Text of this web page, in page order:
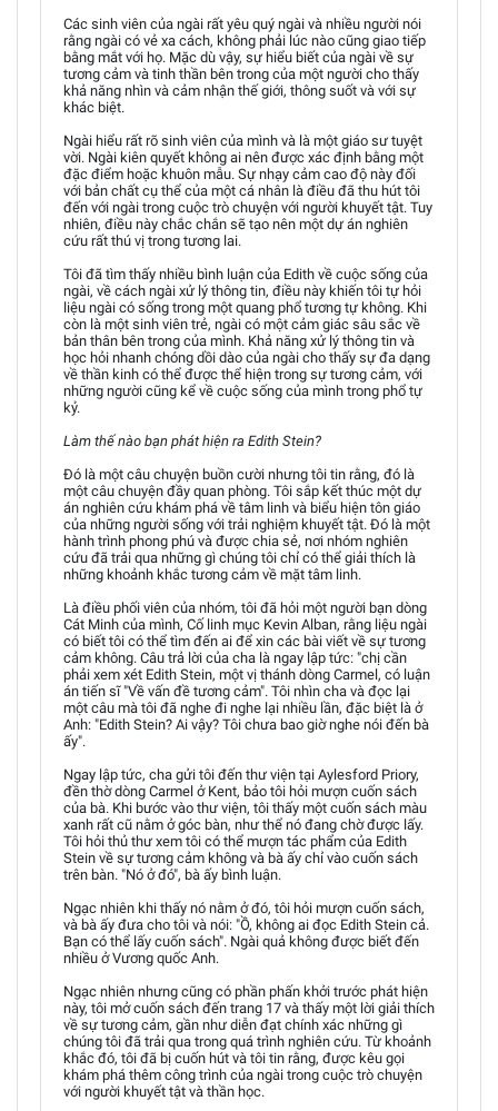
Các sinh viên của ngài rất yêu quý ngài và nhiều người nói
rằng ngài có vẻ xa cách, không phải lúc nào cũng giao tiếp
bằng mắt với họ. Mặc dù vậy, sự hiểu biết của ngài về sự
tương cảm và tinh thần bên trong của một người cho thấy
khả năng nhìn và cảm nhận thế giới, thông suốt và với sự
khác biệt.
Ngài hiểu rất rõ sinh viên của mình và là một giáo sư tuyệt
vời. Ngài kiên quyết không ai nên được xác định bằng một
đặc điểm hoặc khuôn mẫu. Sự nhạy cảm cao độ này đối
với bản chất cụ thể của một cá nhân là điều đã thu hút tôi
đến với ngài trong cuộc trò chuyện với người khuyết tật. Tuy
nhiên, điều này chắc chắn sẽ tạo nên một dự án nghiên
cứu rất thú vị trong tương lai.
Tôi đã tìm thấy nhiều bình luận của Edith về cuộc sống của
ngài, về cách ngài xử lý thông tin, điều này khiến tôi tự hỏi
liệu ngài có sống trong một quang phổ tương tự không. Khi
còn là một sinh viên trẻ, ngài có một cảm giác sâu sắc về
bản thân bên trong của mình. Khả năng xử lý thông tin và
học hỏi nhanh chóng dồi dào của ngài cho thấy sự đa dạng
về thần kinh có thể được thể hiện trong sự tương cảm, với
những người cũng kể về cuộc sống của mình trong phổ tự
kỷ.
Làm thế nào bạn phát hiện ra Edith Stein?
Đó là một câu chuyện buồn cười nhưng tôi tin rằng, đó là
một câu chuyện đầy quan phòng. Tôi sắp kết thúc một dự
án nghiên cứu khám phá về tâm linh và biểu hiện tôn giáo
của những người sống với trải nghiệm khuyết tật. Đó là một
hành trình phong phú và được chia sẻ, nơi nhóm nghiên
cứu đã trải qua những gì chúng tôi chỉ có thể giải thích là
những khoảnh khắc tương cảm về mặt tâm linh.
Là điều phối viên của nhóm, tôi đã hỏi một người bạn dòng
Cát Minh của mình, Cố linh mục Kevin Alban, rằng liệu ngài
có biết tôi có thể tìm đến ai để xin các bài viết về sự tương
cảm không. Câu trả lời của cha là ngay lập tức: "chị cần
phải xem xét Edith Stein, một vị thánh dòng Carmel, có luận
án tiến sĩ "Về vấn đề tương cảm". Tôi nhìn cha và đọc lại
một câu mà tôi đã nghe đi nghe lại nhiều lần, đặc biệt là ở
Anh: "Edith Stein? Ai vậy? Tôi chưa bao giờ nghe nói đến bà
ấy".
Ngay lập tức, cha gửi tôi đến thư viện tại Aylesford Priory,
đền thờ dòng Carmel ở Kent, bảo tôi hỏi mượn cuốn sách
của bà. Khi bước vào thư viện, tôi thấy một cuốn sách màu
xanh rất cũ nằm ở góc bàn, như thể nó đang chờ được lấy.
Tôi hỏi thủ thư xem tôi có thể mượn tác phẩm của Edith
Stein về sự tương cảm không và bà ấy chỉ vào cuốn sách
trên bàn. "Nó ở đó", bà ấy bình luận.
Ngạc nhiên khi thấy nó nằm ở đó, tôi hỏi mượn cuốn sách,
và bà ấy đưa cho tôi và nói: "Ồ, không ai đọc Edith Stein cả.
Bạn có thể lấy cuốn sách". Ngài quả không được biết đến
nhiều ở Vương quốc Anh.
Ngạc nhiên nhưng cũng có phần phấn khởi trước phát hiện
này, tôi mở cuốn sách đến trang 17 và thấy một lời giải thích
về sự tương cảm, gần như diễn đạt chính xác những gì
chúng tôi đã trải qua trong quá trình nghiên cứu. Từ khoảnh
khắc đó, tôi đã bị cuốn hút và tôi tin rằng, được kêu gọi
khám phá thêm công trình của ngài trong cuộc trò chuyện
với người khuyết tật và thần học.